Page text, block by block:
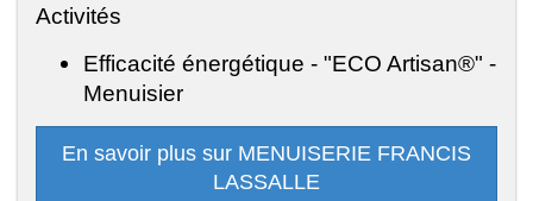
Activités
Efficacité énergétique - "ECO Artisan®" -
Menuisier
En savoir plus sur MENUISERIE FRANCIS
LASSALLE